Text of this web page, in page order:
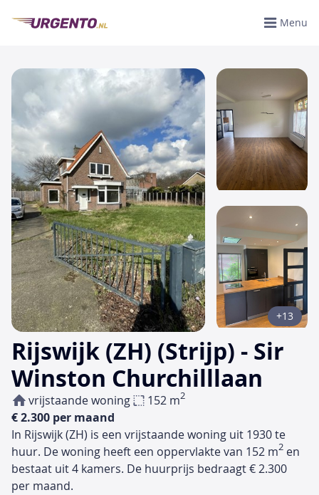
Menu
Rijswijk (ZH) (Strijp) - Sir
Winston Churchilllaan
vrijstaande woning 152 m2
€ 2.300 per maand
+13
In Rijswijk (ZH) is een vrijstaande woning uit 1930 te
huur. De woning heeft een oppervlakte van 152 m2 en
bestaat uit 4 kamers. De huurprijs bedraagt € 2.300
per maand.